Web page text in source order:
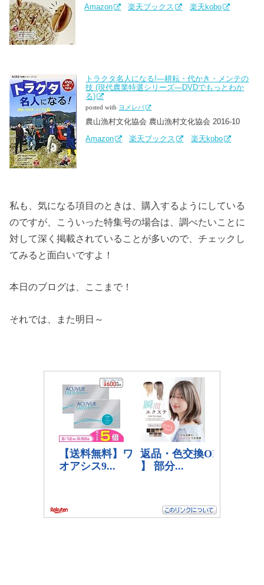
Amazon 楽天ブックス 楽天kobo
トラクタ名人になる!―耕耘・代かき・メンテの
技 (現代農業特選シリーズ―DVDでもっとわか
る)
posted with ヨメレバ
農山漁村文化協会 農山漁村文化協会 2016-10
Amazon
楽天ブックス 楽天kobo
私も、気になる項目のときは、購入するようにしている
のですが、こういった特集号の場合は、調べたいことに
対して深く掲載されていることが多いので、チェックし
てみると面白いですよ！
本日のブログは、ここまで！
それでは、また明日～